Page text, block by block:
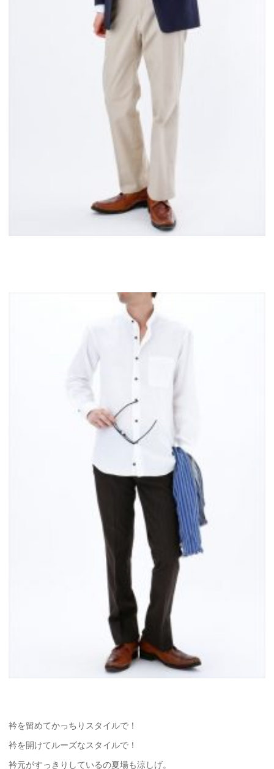
衿を留めてかっちりスタイルで！
衿を開けてルーズなスタイルで！
衿元がすっきりしているの夏場も涼しげ。